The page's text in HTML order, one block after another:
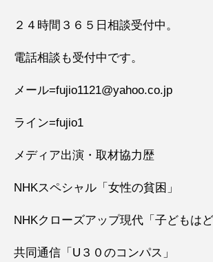
２４時間３６５日相談受付中。
電話相談も受付中です。
メール=fujio1121@yahoo.co.jp
ライン=fujio1
メディア出演・取材協力歴
NHKスペシャル「女性の貧困」
NHKクローズアップ現代「子どもはど
共同通信「U３０のコンパス」